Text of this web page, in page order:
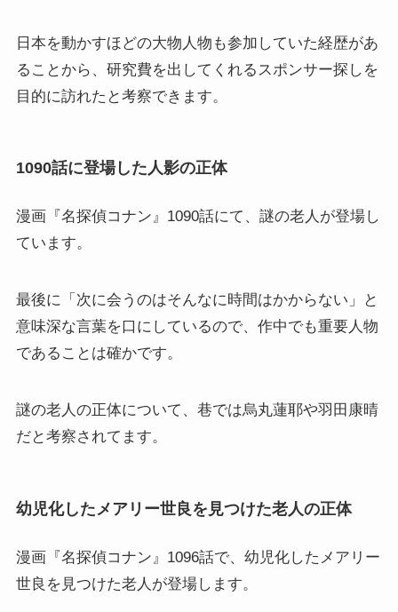
日本を動かすほどの大物人物も参加していた経歴があ
ることから、研究費を出してくれるスポンサー探しを
目的に訪れたと考察できます。
1090話に登場した人影の正体
漫画『名探偵コナン』1090話にて、謎の老人が登場し
ています。
最後に「次に会うのはそんなに時間はかからない」と
意味深な言葉を口にしているので、作中でも重要人物
であることは確かです。
謎の老人の正体について、巷では烏丸蓮耶や羽田康晴
だと考察されてます。
幼児化したメアリー世良を見つけた老人の正体
漫画『名探偵コナン』1096話で、幼児化したメアリー
世良を見つけた老人が登場します。